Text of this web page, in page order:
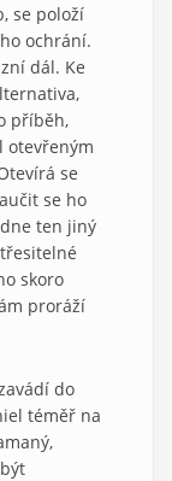
se položí
ochrání.
dál. Ke
příběh,
otevřeným
se
se ho
ten jiný
skoro
proráží
do
téměř na